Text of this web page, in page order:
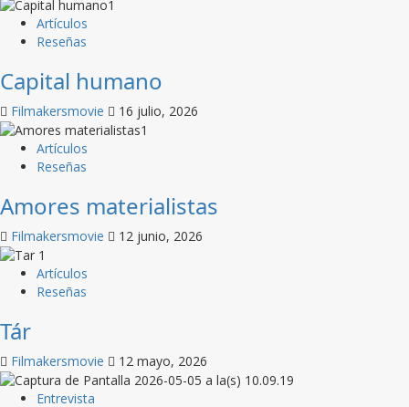
Artículos
Reseñas
Capital humano
Filmakersmovie 16 julio, 2026
Artículos
Reseñas
Amores materialistas
Filmakersmovie 12 junio, 2026
Artículos
Reseñas
Tár
Filmakersmovie 12 mayo, 2026
Entrevista